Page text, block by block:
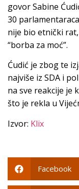
govor Sabine
30
nije bio etnički
“borba za moć”.
Ćudić je zbog te
najviše iz SDA i
na sve reakcije je
što je rekla u
Izvor: Klix
Facebook